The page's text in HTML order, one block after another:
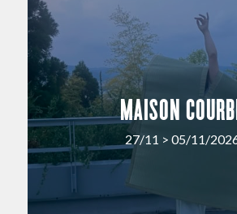
MAISON
27/11 > 05/11/